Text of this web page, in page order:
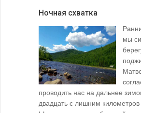
Ночная схватка
мы
проводить нас на дальнее
двадцать с лишним километров